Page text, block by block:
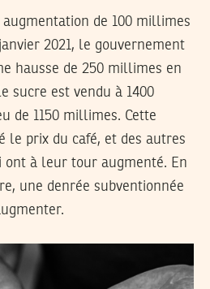
de 100 millimes
2021, le gouvernement
hausse de 250 millimes en
sucre est vendu à 1400
de 1150 millimes. Cette
le prix du café, et des autres
ont à leur tour augmenté. En
une denrée subventionnée